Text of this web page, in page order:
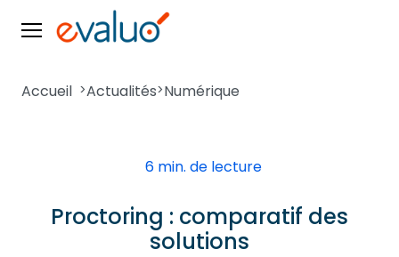
Accueil >Actualités>Numérique
6 min. de lecture
Proctoring : comparatif des
solutions